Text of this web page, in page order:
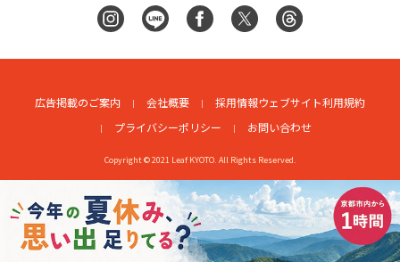
広告掲載のご案内 会社概要 採用情報ウェブサイト利用規約
プライバシーポリシー
お問い合わせ
Copyright © 2021 Leaf KYOTO. All Rights Reserved.